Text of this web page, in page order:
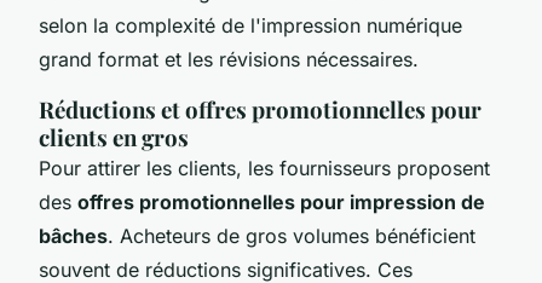
selon la complexité de l'impression numérique
grand format et les révisions nécessaires.
Réductions et offres promotionnelles pour
clients en gros
Pour attirer les clients, les fournisseurs proposent
des offres promotionnelles pour impression de
bâches. Acheteurs de gros volumes bénéficient
souvent de réductions significatives. Ces